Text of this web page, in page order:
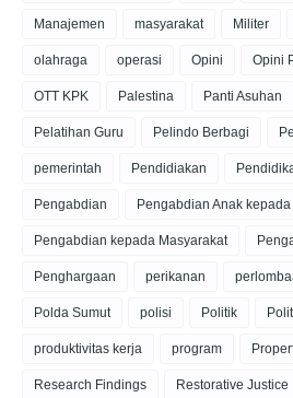
Manajemen masyarakat Militer
olahraga operasi Opini Opini
OTT KPK Palestina Panti Asuhan
Pelatihan Guru Pelindo Berbagi
pemerintah Pendidiakan
Pengabdian Pengabdian Anak
Pengabdian kepada Masyarakat
Penghargaan perikanan
Polda Sumut polisi Politik
produktivitas kerja program
Research Findings Restorative Justice